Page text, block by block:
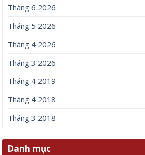
Tháng 6 2026
Tháng 5 2026
Tháng 4 2026
Tháng 3 2026
Tháng 4 2019
Tháng 4 2018
Tháng 3 2018
Danh mục